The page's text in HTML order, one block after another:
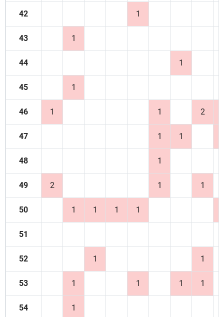
42 1
43 1
44 1
45 1
46 1 1 2
47 1 1
48 1
49 2 1 1
50 1 1 1 1
51
52 1 1
53 1 1 1 1
54 1